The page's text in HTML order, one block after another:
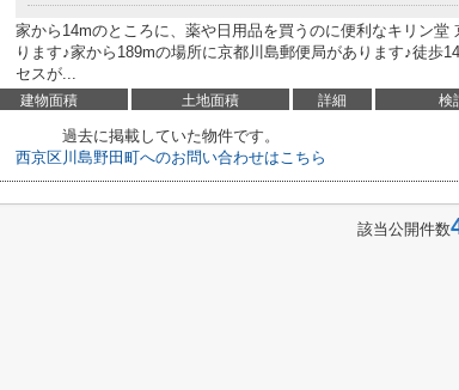
家から14mのところに、薬や日用品を買うのに便利なキリン堂
ります♪家から189mの場所に京都川島郵便局があります♪徒歩
セスが...
建物面積 土地面積 詳細 検
過去に掲載していた物件です。
西京区川島野田町へのお問い合わせはこちら
該当公開件数